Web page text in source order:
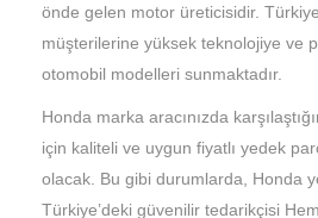
önde gelen motor üreticisidir.
müşterilerine yüksek teknolojiye ve
otomobil modelleri sunmaktadır.
Honda marka aracınızda
için kaliteli ve uygun fiyatlı yedek
olacak. Bu gibi durumlarda, Honda
Türkiye’deki güvenilir tedarikçisi